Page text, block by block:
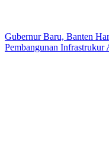
Gubernur Baru, Banten
Pembangunan Infrastrukur